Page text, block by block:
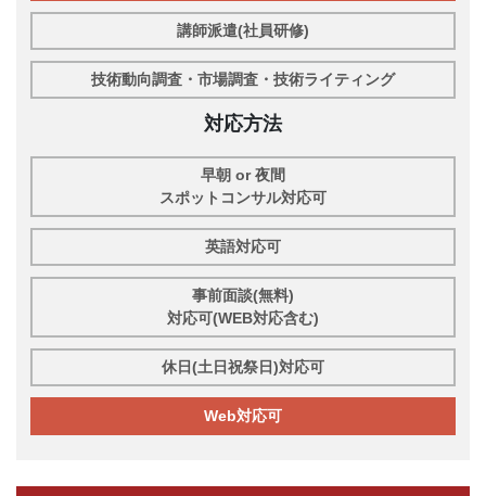
講師派遣(社員研修)
技術動向調査・市場調査・技術ライティング
対応方法
早朝 or 夜間
スポットコンサル対応可
英語対応可
事前面談(無料)
対応可(WEB対応含む)
休日(土日祝祭日)対応可
Web対応可